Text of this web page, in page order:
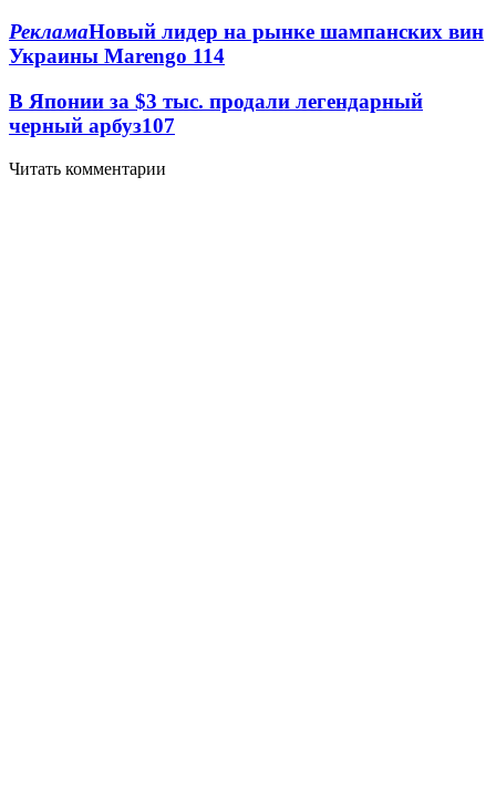
РекламаНовый лидер на рынке шампанских вин
Украины Marengo 114
В Японии за $3 тыс. продали легендарный
черный арбуз107
Читать комментарии